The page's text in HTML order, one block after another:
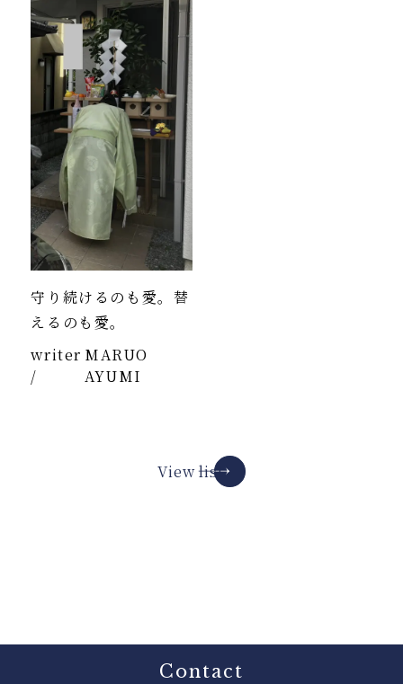
守り続けるのも愛。替
えるのも愛。
writer
/
MARUO
AYUMI
View list
Contact